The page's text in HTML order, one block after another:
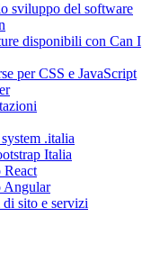
sviluppo del software
disponibili con Can I
per CSS e JavaScript
.italia
Italia
Angular
sito e servizi